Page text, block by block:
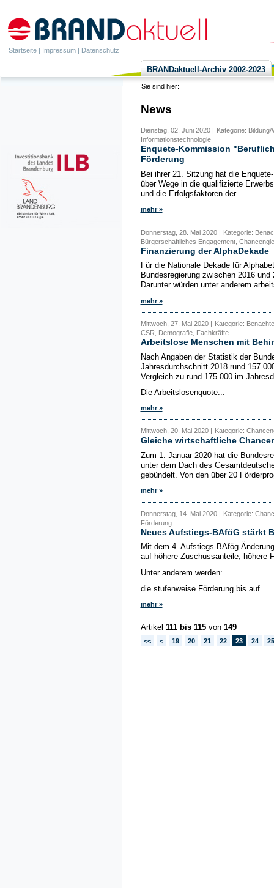
Startseite | Impressum | Datenschutz
BRANDaktuell-Archiv 2002-2023
Sie sind hier:
News
Dienstag, 02. Juni 2020 |
Kategorie:
Informationstechnologie
Enquete-Kommission
Förderung
Bei ihrer 21. Sitzung hat die
über Wege in die qualifizierte
und die Erfolgsfaktoren der...
mehr »
Donnerstag, 28. Mai 2020 | Kategorie:
Bürgerschaftliches Engagement,
Finanzierung der AlphaDekade
Für die Nationale Dekade für
Bundesregierung zwischen 2016
Darunter würden unter anderem
mehr »
Mittwoch, 27. Mai 2020 | Kategorie:
CSR, Demografie, Fachkräfte
Arbeitslose Menschen mit
Nach Angaben der Statistik der
Jahresdurchschnitt 2018 rund
Vergleich zu rund 175.000 im
Die Arbeitslosenquote...
mehr »
Mittwoch, 20. Mai 2020 | Kategorie:
Gleiche wirtschaftliche
Zum 1. Januar 2020 hat die
unter dem Dach des
gebündelt. Von den über 20
mehr »
Donnerstag, 14. Mai 2020 | Kategorie:
Förderung
Neues Aufstiegs-BAföG stärkt
Mit dem 4. Aufstiegs-BAfög-
auf höhere Zuschussanteile, höhere
Unter anderem werden:
die stufenweise Förderung bis auf...
mehr »
Artikel 111 bis 115von 149
<< < 19 20 21 22 23 24 25